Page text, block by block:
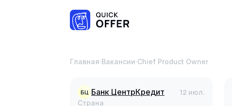
Главная·Вакансии· Chief Product Owner
БЦ Банк ЦентрКредит 12 июл.
Страна